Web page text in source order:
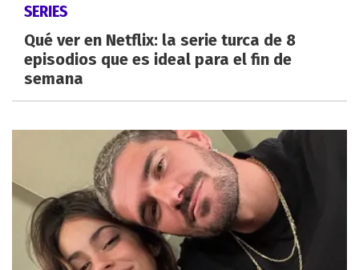
SERIES
Qué ver en Netflix: la serie turca de 8
episodios que es ideal para el fin de
semana